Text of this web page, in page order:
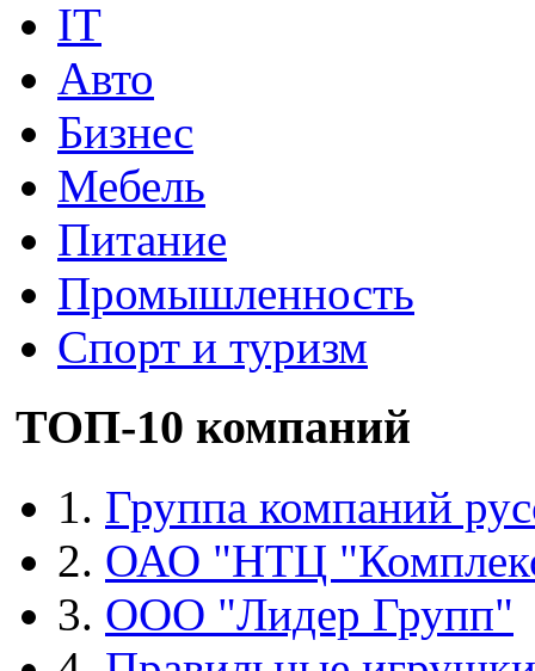
IT
Авто
Бизнес
Мебель
Питание
Промышленность
Спорт и туризм
ТОП-10 компаний
1. Группа компаний
2. ОАО "НТЦ
3. ООО "Лидер Групп"